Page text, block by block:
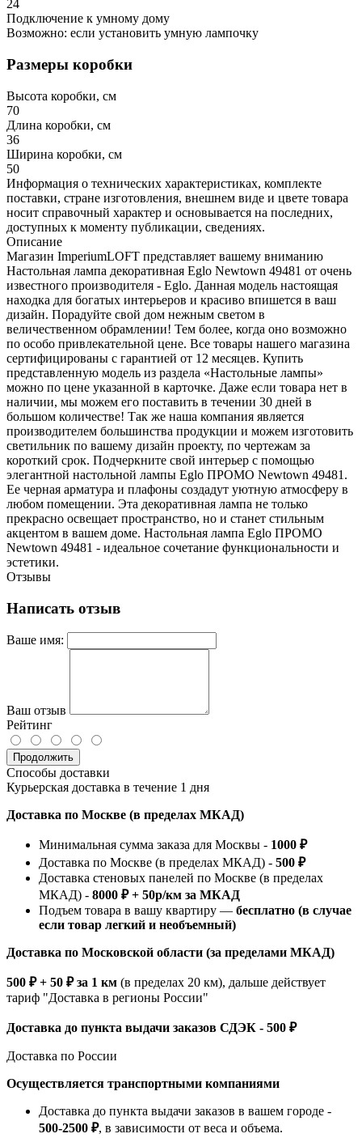
24
Подключение к умному дому
Возможно: если установить умную лампочку
Размеры коробки
Высота коробки, см
70
Длина коробки, см
36
Ширина коробки, см
50
Информация о технических характеристиках, комплекте
поставки, стране изготовления, внешнем виде и цвете товара
носит справочный характер и основывается на последних,
доступных к моменту публикации, сведениях.
Описание
Магазин ImperiumLOFT представляет вашему вниманию
Настольная лампа декоративная Eglo Newtown 49481 от очень
известного производителя - Eglo. Данная модель настоящая
находка для богатых интерьеров и красиво впишется в ваш
дизайн. Порадуйте свой дом нежным светом в
величественном обрамлении! Тем более, когда оно возможно
по особо привлекательной цене. Все товары нашего магазина
сертифицированы с гарантией от 12 месяцев. Купить
представленную модель из раздела «Настольные лампы»
можно по цене указанной в карточке. Даже если товара нет в
наличии, мы можем его поставить в течении 30 дней в
большом количестве! Так же наша компания является
производителем большинства продукции и можем изготовить
светильник по вашему дизайн проекту, по чертежам за
короткий срок. Подчеркните свой интерьер с помощью
элегантной настольной лампы Eglo ПРОМО Newtown 49481.
Ее черная арматура и плафоны создадут уютную атмосферу в
любом помещении. Эта декоративная лампа не только
прекрасно освещает пространство, но и станет стильным
акцентом в вашем доме. Настольная лампа Eglo ПРОМО
Newtown 49481 - идеальное сочетание функциональности и
эстетики.
Отзывы
Написать отзыв
Ваше имя:
Ваш отзыв
Рейтинг
Продолжить
Способы доставки
Курьерская доставка в течение 1 дня
Доставка по Москве (в пределах МКАД)
Минимальная сумма заказа для Москвы - 1000 ₽
Доставка по Москве (в пределах МКАД) - 500 ₽
Доставка стеновых панелей по Москве (в пределах
МКАД) - 8000 ₽ + 50р/км за МКАД
Подъем товара в вашу квартиру — бесплатно (в случае
если товар легкий и необъемный)
Доставка по Московской области (за пределами МКАД)
500 ₽ + 50 ₽ за 1 км (в пределах 20 км), дальше действует
тариф "Доставка в регионы России"
Доставка до пункта выдачи заказов СДЭК - 500 ₽
Доставка по России
Осуществляется транспортными компаниями
Доставка до пункта выдачи заказов в вашем городе -
500-2500 ₽, в зависимости от веса и объема.